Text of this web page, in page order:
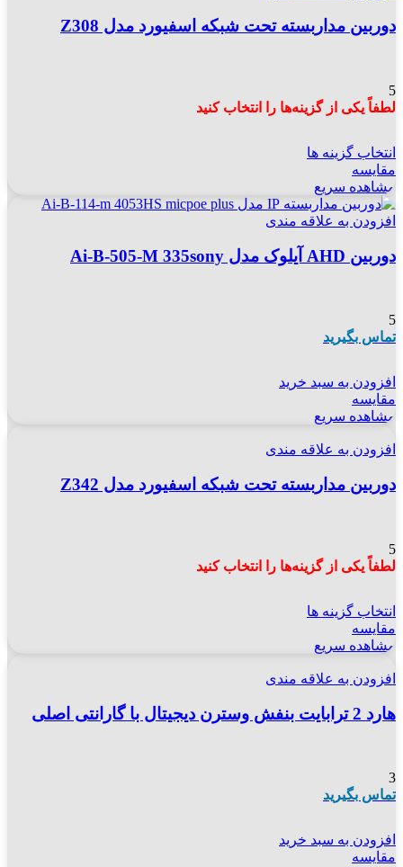
دوربین مداربسته تحت شبکه اسفیورد مدل Z308
5
لطفاً یکی از گزینه‌ها را انتخاب کنید
انتخاب گزینه ها
مقایسه
مشاهده سریع
افزودن به علاقه مندی
دوربین AHD آیلوک مدل Ai-B-505-M 335sony
5
تماس بگیرید
افزودن به سبد خرید
مقایسه
مشاهده سریع
افزودن به علاقه مندی
دوربین مداربسته تحت شبکه اسفیورد مدل Z342
5
لطفاً یکی از گزینه‌ها را انتخاب کنید
انتخاب گزینه ها
مقایسه
مشاهده سریع
افزودن به علاقه مندی
هارد 2 ترابایت بنفش وسترن دیجیتال با گارانتی اصلی
3
تماس بگیرید
افزودن به سبد خرید
مقایسه